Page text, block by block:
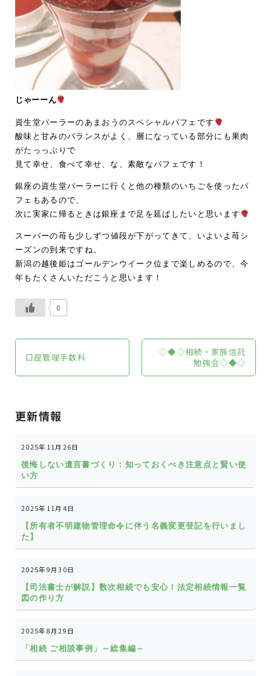
じゃーーん
資生堂パーラーのあまおうのスペシャルパフェです
酸味と甘みのバランスがよく、層になっている部分にも果肉
がたっっぷりで
見て幸せ、食べて幸せ、な、素敵なパフェです！
銀座の資生堂パーラーに行くと他の種類のいちごを使ったパ
フェもあるので、
次に実家に帰るときは銀座まで足を延ばしたいと思います
スーパーの苺も少しずつ値段が下がってきて、いよいよ苺シ
ーズンの到来ですね。
新潟の越後姫はゴールデンウイーク位まで楽しめるので、今
年もたくさんいただこうと思います！
0
口座管理手数料
◇◆◇相続・家族信託
勉強会◇◆◇
更新情報
2025年11月26日
後悔しない遺言書づくり：知っておくべき注意点と賢い使
い方
2025年11月4日
【所有者不明建物管理命令に伴う名義変更登記を行いまし
た】
2025年9月30日
【司法書士が解説】数次相続でも安心！法定相続情報一覧
図の作り方
2025年8月29日
「相続 ご相談事例」～総集編～